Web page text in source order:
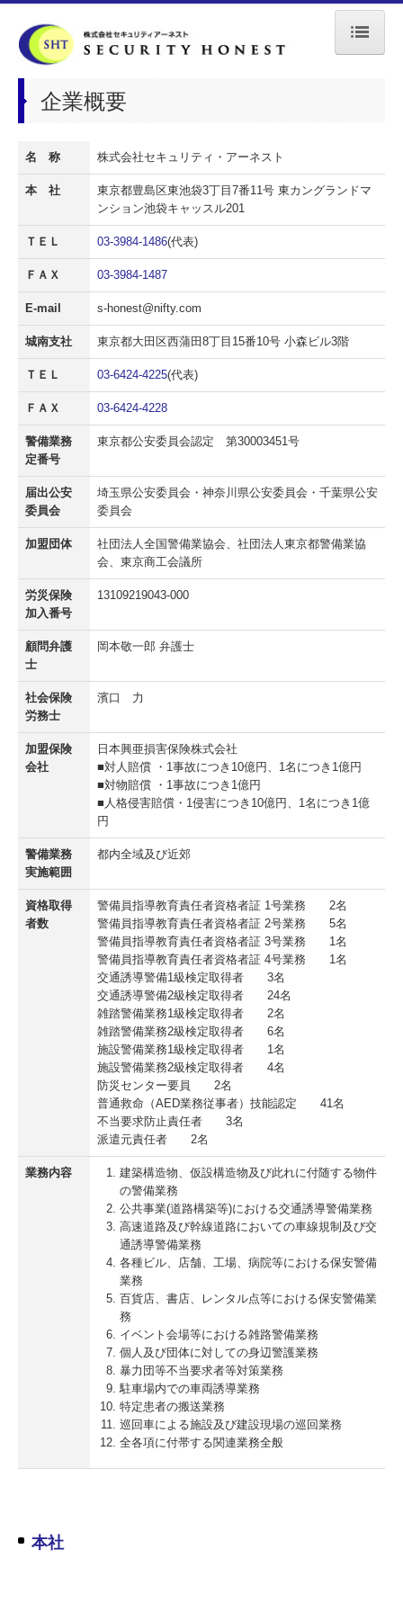
業務案内
施設警備
私服警備
身辺警護
イベント警備
駐車場警備
街路規制業務
企業理念
教育システム
企業概要
個人情報について
お問合せ
標識（認定）
企業概要
名 称 株式会社セキュリティ・アーネスト
本 社
東京都豊島区東池袋3丁目7番11号 東カングランドマ
ンション池袋キャッスル201
ＴＥＬ 03-3984-1486(代表)
ＦＡＸ 03-3984-1487
E-mail s-honest@nifty.com
城南支社 東京都大田区西蒲田8丁目15番10号 小森ビル3階
ＴＥＬ 03-6424-4225(代表)
ＦＡＸ 03-6424-4228
警備業務
定番号
東京都公安委員会認定 第30003451号
届出公安
委員会
埼玉県公安委員会・神奈川県公安委員会・千葉県公安
委員会
加盟団体
社団法人全国警備業協会、社団法人東京都警備業協
会、東京商工会議所
労災保険
加入番号
13109219043-000
顧問弁護
士
岡本敬一郎 弁護士
社会保険
労務士
濱口 力
加盟保険
会社
日本興亜損害保険株式会社
■対人賠償 ・1事故につき10億円、1名につき1億円
■対物賠償 ・1事故につき1億円
■人格侵害賠償・1侵害につき10億円、1名につき1億
円
警備業務
実施範囲
都内全域及び近郊
資格取得
者数
警備員指導教育責任者資格者証 1号業務 2名
警備員指導教育責任者資格者証 2号業務 5名
警備員指導教育責任者資格者証 3号業務 1名
警備員指導教育責任者資格者証 4号業務 1名
交通誘導警備1級検定取得者 3名
交通誘導警備2級検定取得者 24名
雑踏警備業務1級検定取得者 2名
雑踏警備業務2級検定取得者 6名
施設警備業務1級検定取得者 1名
施設警備業務2級検定取得者 4名
防災センター要員 2名
普通救命（AED業務従事者）技能認定 41名
不当要求防止責任者 3名
派遣元責任者 2名
業務内容
建築構造物、仮設構造物及び此れに付随する物件
の警備業務
公共事業(道路構築等)における交通誘導警備業務
高速道路及び幹線道路においての車線規制及び交
通誘導警備業務
各種ビル、店舗、工場、病院等における保安警備
業務
百貨店、書店、レンタル点等における保安警備業
務
イベント会場等における雑路警備業務
個人及び団体に対しての身辺警護業務
暴力団等不当要求者等対策業務
駐車場内での車両誘導業務
特定患者の搬送業務
巡回車による施設及び建設現場の巡回業務
全各項に付帯する関連業務全般
本社